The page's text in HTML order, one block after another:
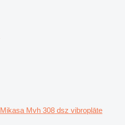
Mikasa Mvh 308 dsz vibroplāte